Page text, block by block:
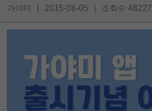
가야미
2015-08-05 조회수 48227